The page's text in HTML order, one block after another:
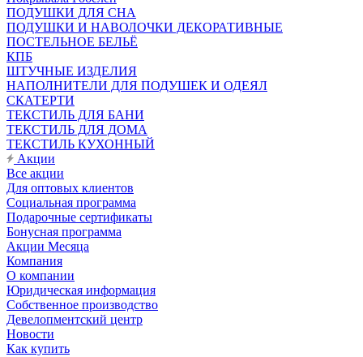
ПОДУШКИ ДЛЯ СНА
ПОДУШКИ И НАВОЛОЧКИ ДЕКОРАТИВНЫЕ
ПОСТЕЛЬНОЕ БЕЛЬЁ
КПБ
ШТУЧНЫЕ ИЗДЕЛИЯ
НАПОЛНИТЕЛИ ДЛЯ ПОДУШЕК И ОДЕЯЛ
СКАТЕРТИ
ТЕКСТИЛЬ ДЛЯ БАНИ
ТЕКСТИЛЬ ДЛЯ ДОМА
ТЕКСТИЛЬ КУХОННЫЙ
Акции
Все акции
Для оптовых клиентов
Социальная программа
Подарочные сертификаты
Бонусная программа
Акции Месяца
Компания
О компании
Юридическая информация
Собственное производство
Девелопментский центр
Новости
Как купить